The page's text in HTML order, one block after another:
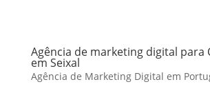
Agência de marketing digital para
em Seixal
Agência de Marketing Digital em